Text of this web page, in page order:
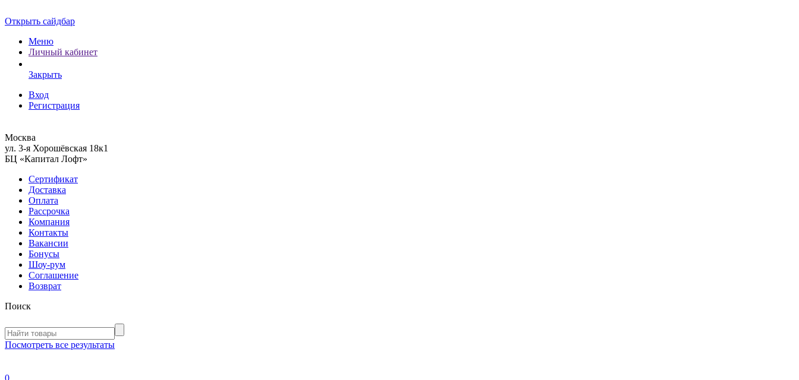
Открыть сайдбар
Меню
Личный кабинет
Закрыть
Вход
Регистрация
Москва
ул. 3-я Хорошёвская 18к1
БЦ «Капитал Лофт»
Сертификат
Доставка
Оплата
Рассрочка
Компания
Контакты
Вакансии
Бонусы
Шоу-рум
Соглашение
Возврат
Поиск
Посмотреть все результаты
0